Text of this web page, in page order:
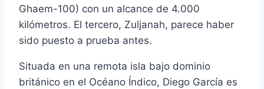
Ghaem-100) con un alcance de 4.000
kilómetros. El tercero, Zuljanah, parece haber
sido puesto a prueba antes.
Situada en una remota isla bajo dominio
británico en el Océano Índico, Diego García es